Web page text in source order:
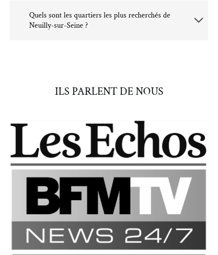
Quels sont les quartiers les plus recherchés de
Neuilly-sur-Seine ?
ILS PARLENT DE NOUS